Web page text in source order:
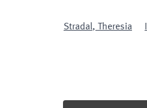
Stradal, Theresia